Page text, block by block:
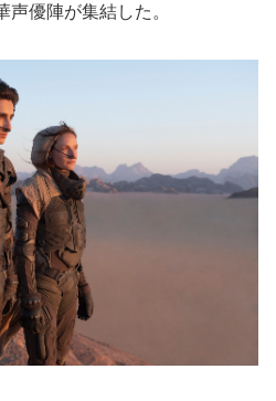
声優陣が集結した。